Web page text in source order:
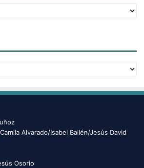
Camila Alvarado/Isabel Ballén/Jesús David
Osorio